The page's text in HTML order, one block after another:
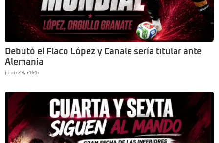
Debutó el Flaco López y Canale sería titular ante
Alemania
junio 29, 2026